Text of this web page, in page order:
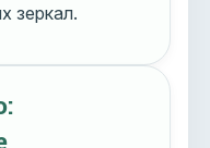
зеркал.